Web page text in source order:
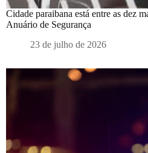
Cidade paraibana está entre as dez
Anuário de Segurança
23 de julho de 2026